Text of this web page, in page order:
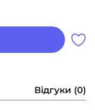
Відгуки (0)